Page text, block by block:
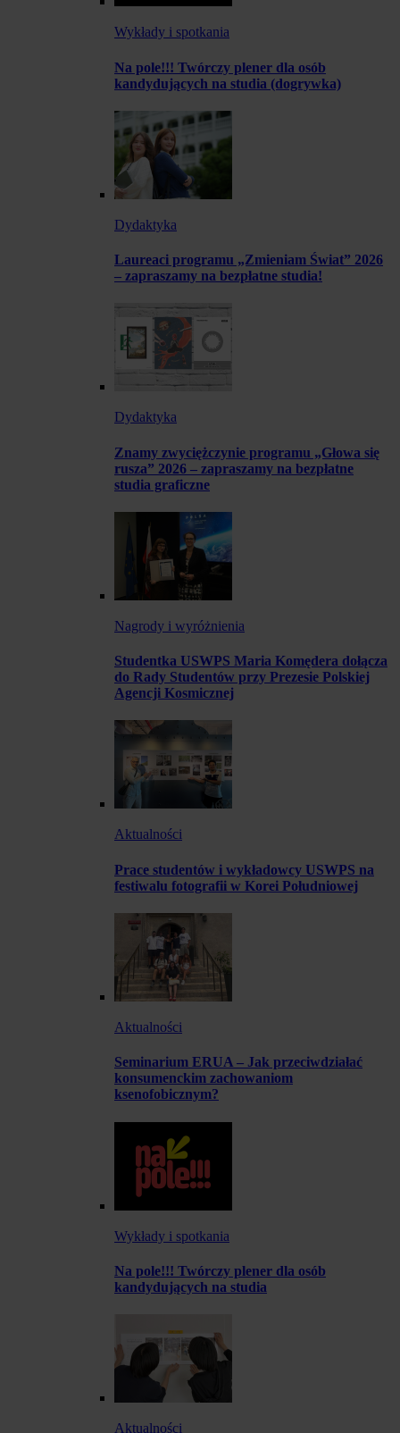
Wykłady i spotkania
Na pole!!! Twórczy plener dla osób
kandydujących na studia (dogrywka)
Dydaktyka
Laureaci programu „Zmieniam Świat” 2026
– zapraszamy na bezpłatne studia!
Dydaktyka
Znamy zwyciężczynie programu „Głowa się
rusza” 2026 – zapraszamy na bezpłatne
studia graficzne
Nagrody i wyróżnienia
Studentka USWPS Maria Komędera dołącza
do Rady Studentów przy Prezesie Polskiej
Agencji Kosmicznej
Aktualności
Prace studentów i wykładowcy USWPS na
festiwalu fotografii w Korei Południowej
Aktualności
Seminarium ERUA – Jak przeciwdziałać
konsumenckim zachowaniom
ksenofobicznym?
Wykłady i spotkania
Na pole!!! Twórczy plener dla osób
kandydujących na studia
Aktualności